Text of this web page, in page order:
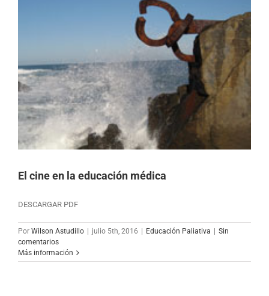
El cine en la educación médica
DESCARGAR PDF
Por Wilson Astudillo julio 5th, 2016 Educación Paliativa
Sin
comentarios
Más información